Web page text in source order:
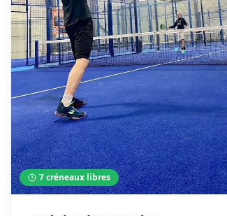
7créneaux libres